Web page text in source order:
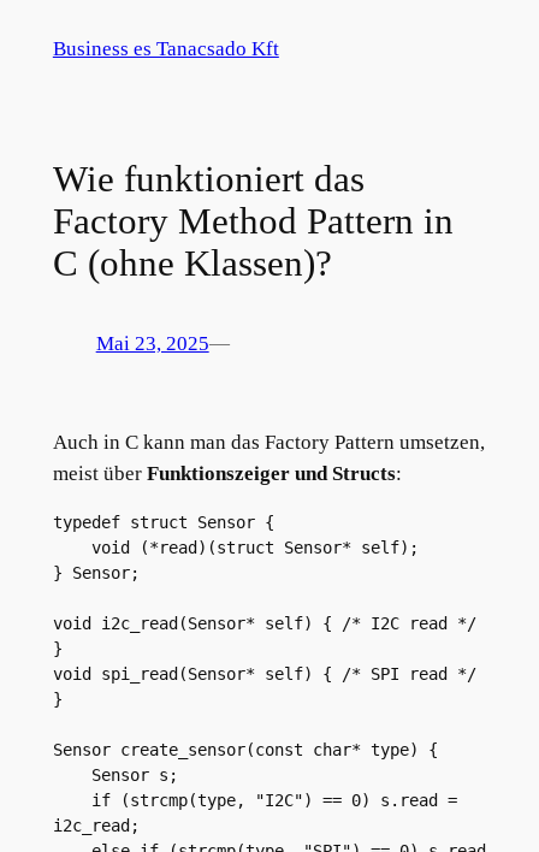
InhaltBusiness es Tanacsado Kft
Wie funktioniert das
Factory Method Pattern in
C (ohne Klassen)?
Mai 23, 2025—
Auch in C kann man das Factory Pattern umsetzen,
meist über Funktionszeiger und Structs:
typedef struct Sensor {
} Sensor;
void i2c_read(Sensor* self) { /* I2C read */
}
void spi_read(Sensor* self) { /* SPI read */
}
Sensor create_sensor(const char* type) {
i2c_read;